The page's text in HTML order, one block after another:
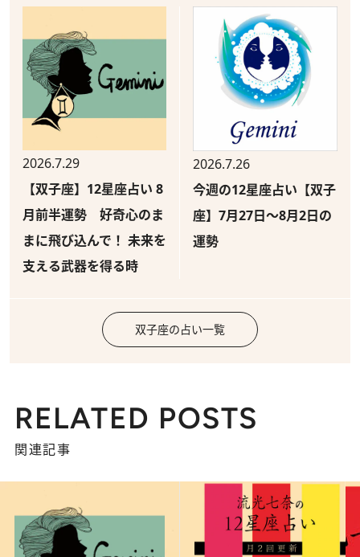
2026.7.29
【双子座】12星座占い 8
月前半運勢 好奇心のま
まに飛び込んで！ 未来を
支える武器を得る時
2026.7.26
今週の12星座占い【双子
座】7月27日～8月2日の
運勢
双子座の占い一覧
RELATED POSTS
関連記事